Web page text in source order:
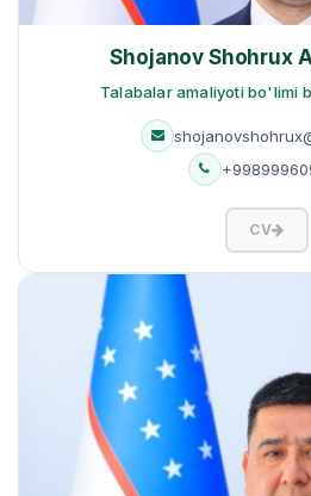
Shojanov Shohrux
Talabalar amaliyoti bo'limi
CV